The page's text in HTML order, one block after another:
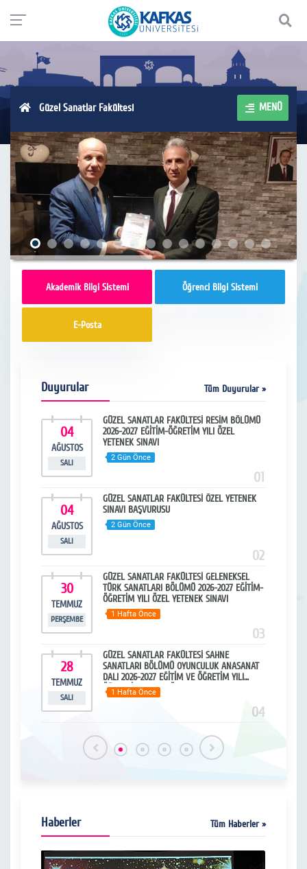
Güzel Sanatlar Fakültesi MENÜ
Akademik Bilgi Sistemi Öğrenci Bilgi Sistemi
E-Posta
Duyurular Tüm Duyurular »
04
AĞUSTOS
SALI
GÜZEL SANATLAR FAKÜLTESİ RESİM BÖLÜMÜ
2026-2027 EĞİTİM-ÖĞRETİM YILI ÖZEL
YETENEK SINAVI
2 Gün Önce
01
04
AĞUSTOS
SALI
GÜZEL SANATLAR FAKÜLTESİ ÖZEL YETENEK
SINAVI BAŞVURUSU
2 Gün Önce
02
30
TEMMUZ
PERŞEMBE
GÜZEL SANATLAR FAKÜLTESİ GELENEKSEL
TÜRK SANATLARI BÖLÜMÜ 2026-2027 EĞİTİM-
ÖĞRETİM YILI ÖZEL YETENEK SINAVI
1 Hafta Önce
03
28
TEMMUZ
SALI
GÜZEL SANATLAR FAKÜLTESİ SAHNE
SANATLARI BÖLÜMÜ OYUNCULUK ANASANAT
DALI 2026-2027 EĞİTİM VE ÖĞRETİM YILI
ÖĞRENCİ ALIMI VE ÖZEL YETENEK SINAVI
1 Hafta Önce
04
Haberler Tüm Haberler »